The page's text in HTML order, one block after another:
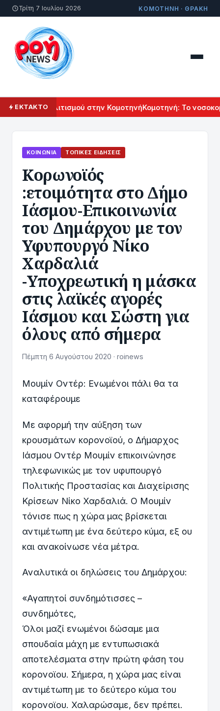
Τρίτη 7 Ιουλίου 2026 ΚΟΜΟΤΗΝΗ · ΘΡΑΚΗ
ΕΚΤΑΚΤΟΠολιτισμού στην ΚομοτηνήΚομοτηνή: Το
ΚΟΙΝΩΝΊΑ ΤΟΠΙΚΈΣ ΕΙΔΉΣΕΙΣ
Κορωνοϊός
:ετοιμότητα στο Δήμο
Ιάσμου-Επικοινωνία
του Δημάρχου με τον
Υφυπουργό Νίκο
Χαρδαλιά
-Υποχρεωτική η μάσκα
στις λαϊκές αγορές
Ιάσμου και Σώστη για
όλους από σήμερα
Πέμπτη 6 Αυγούστου 2020 · roinews
Μουμίν Οντέρ: Ενωμένοι πάλι θα τα
καταφέρουμε
Με αφορμή την αύξηση των
κρουσμάτων κορονοϊού, ο Δήμαρχος
Ιάσμου Οντέρ Μουμίν επικοινώνησε
τηλεφωνικώς με τον υφυπουργό
Πολιτικής Προστασίας και Διαχείρισης
Κρίσεων Νίκο Χαρδαλιά. Ο Μουμίν
τόνισε πως η χώρα μας βρίσκεται
αντιμέτωπη με ένα δεύτερο κύμα, εξ ου
και ανακοίνωσε νέα μέτρα.
Αναλυτικά οι δηλώσεις του Δημάρχου:
«Αγαπητοί συνδημότισσες –
συνδημότες,
Όλοι μαζί ενωμένοι δώσαμε μια
σπουδαία μάχη με εντυπωσιακά
αποτελέσματα στην πρώτη φάση του
κορονοϊου. Σήμερα, η χώρα μας είναι
αντιμέτωπη με το δεύτερο κύμα του
κορονοϊου. Χαλαρώσαμε, δεν πρέπει.